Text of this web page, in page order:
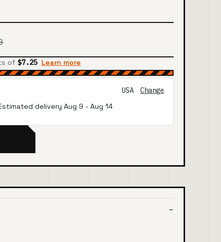
of $7.25 Learn more
USA
Change
delivery Aug 9 - Aug 14